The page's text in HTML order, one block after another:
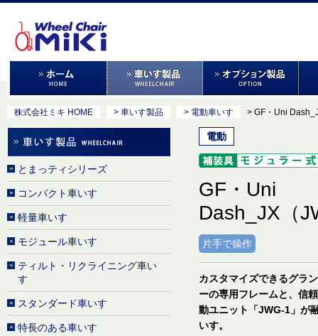
株式会社ミキ HOME > 車いす製品 > 電動車いす > GF・Uni
電動
GF・Uni
Dash_JX（
片手で操作
カスタマイズできるグラ
ーの専用フレームと、信
動ユニット「JWG-1」が
いす。
とまっティシリーズ
コンパクト車いす
軽量車いす
モジュール車いす
ティルト・リクライニング車い
す
スタンダード車いす
特長のある車いす